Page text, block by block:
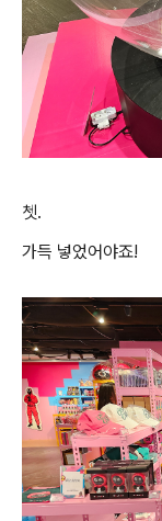
쳇.
가득 넣었어야죠!